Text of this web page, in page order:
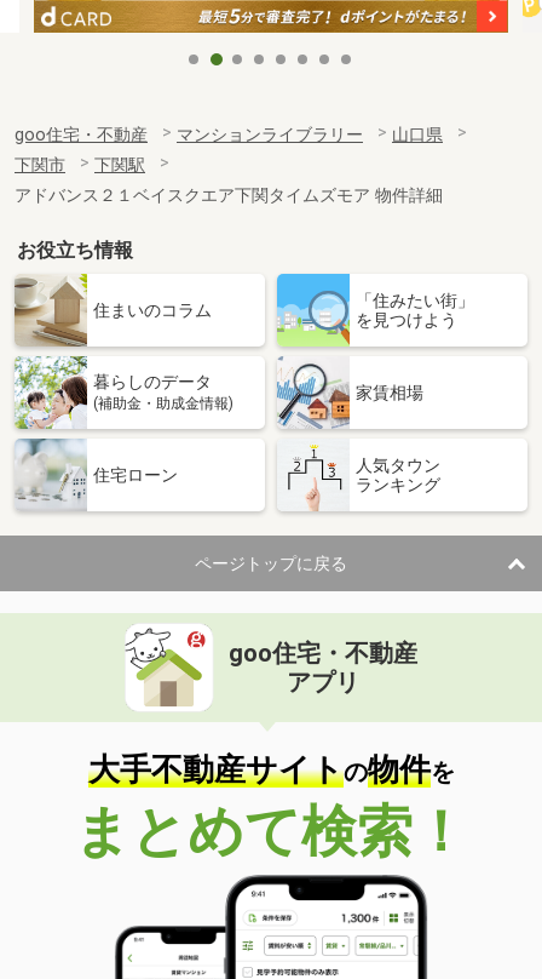
goo住宅・不動産 マンションライブラリー
山口県
下関市
下関駅
アドバンス２１ベイスクエア下関タイムズモア 物件詳細
お役立ち情報
住まいのコラム
「住みたい街」
を見つけよう
暮らしのデータ
(補助金・助成金情報)
家賃相場
住宅ローン
人気タウン
ランキング
ページトップに戻る
goo住宅・不動産
アプリ
大手不動産サイトの物件を
まとめて検索！